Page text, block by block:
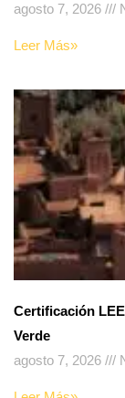
agosto 7, 2026
Leer Más»
Certificación
Verde
agosto 7, 2026